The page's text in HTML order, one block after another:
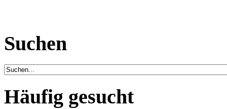
Suchen
Häufig gesucht